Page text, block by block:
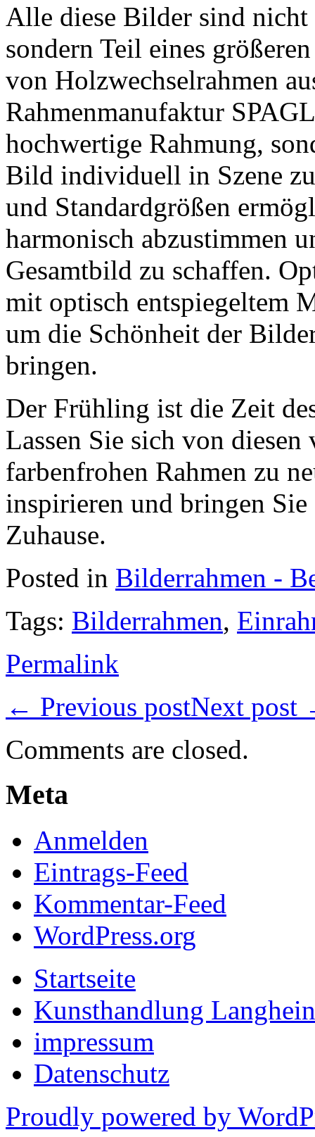
Alle diese Bilder sind
sondern Teil eines
von Holzwechselrahmen
Rahmenmanufaktur
hochwertige Rahmung,
Bild individuell in Szene
und Standardgrößen
harmonisch abzustimmen
Gesamtbild zu schaffen.
mit optisch entspiegeltem
um die Schönheit der
bringen.
Der Frühling ist die Zeit
Lassen Sie sich von
farbenfrohen Rahmen zu
inspirieren und bringen
Zuhause.
Posted in Bilderrahmen -
Tags: Bilderrahmen,
Permalink
← Previous postNext post
Comments are closed.
Meta
Anmelden
Eintrags-Feed
Kommentar-Feed
WordPress.org
Startseite
Kunsthandlung
impressum
Datenschutz
Proudly powered by